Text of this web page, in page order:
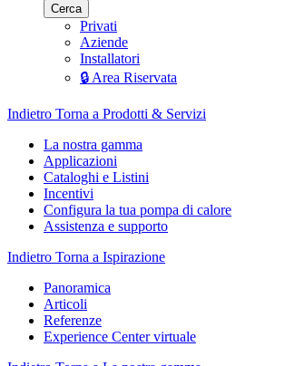
Cerca
Privati
Aziende
Installatori
🔒 Area Riservata
Indietro Torna a Prodotti & Servizi
La nostra gamma
Applicazioni
Cataloghi e Listini
Incentivi
Configura la tua pompa di calore
Assistenza e supporto
Indietro Torna a Ispirazione
Panoramica
Articoli
Referenze
Experience Center virtuale